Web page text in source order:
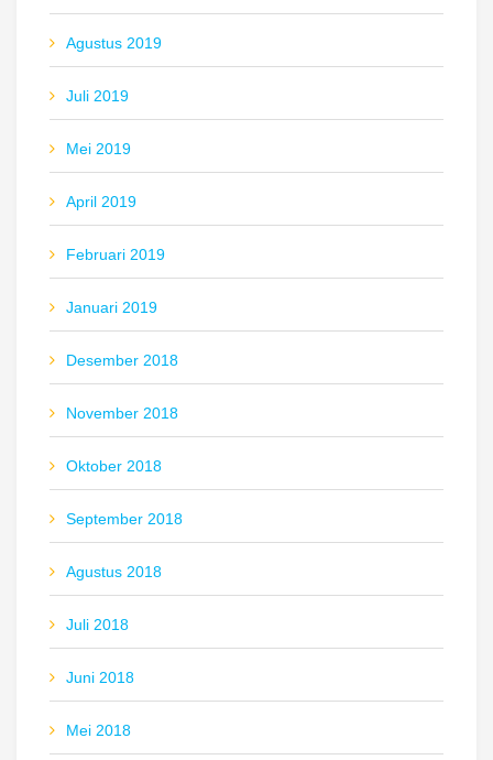
Agustus 2019
Juli 2019
Mei 2019
April 2019
Februari 2019
Januari 2019
Desember 2018
November 2018
Oktober 2018
September 2018
Agustus 2018
Juli 2018
Juni 2018
Mei 2018